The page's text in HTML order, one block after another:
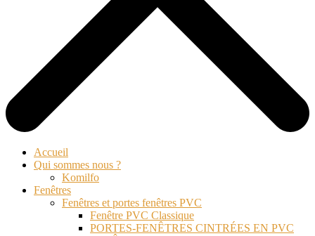
Accueil
Qui sommes nous ?
Komilfo
Fenêtres
Fenêtres et portes fenêtres PVC
Fenêtre PVC Classique
PORTES-FENÊTRES CINTRÉES EN PVC